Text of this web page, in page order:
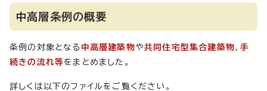
中高層条例の概要
条例の対象となる 中高層建築物や共同住宅型集合建築物、手
続きの流れ等をまとめました。
詳しくは以下のファイルをご覧ください。